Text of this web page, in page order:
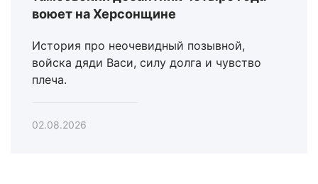
воюет на Херсонщине
История про неочевидный позывной,
войска дяди Васи, силу долга и чувство
плеча.
02.08.2026